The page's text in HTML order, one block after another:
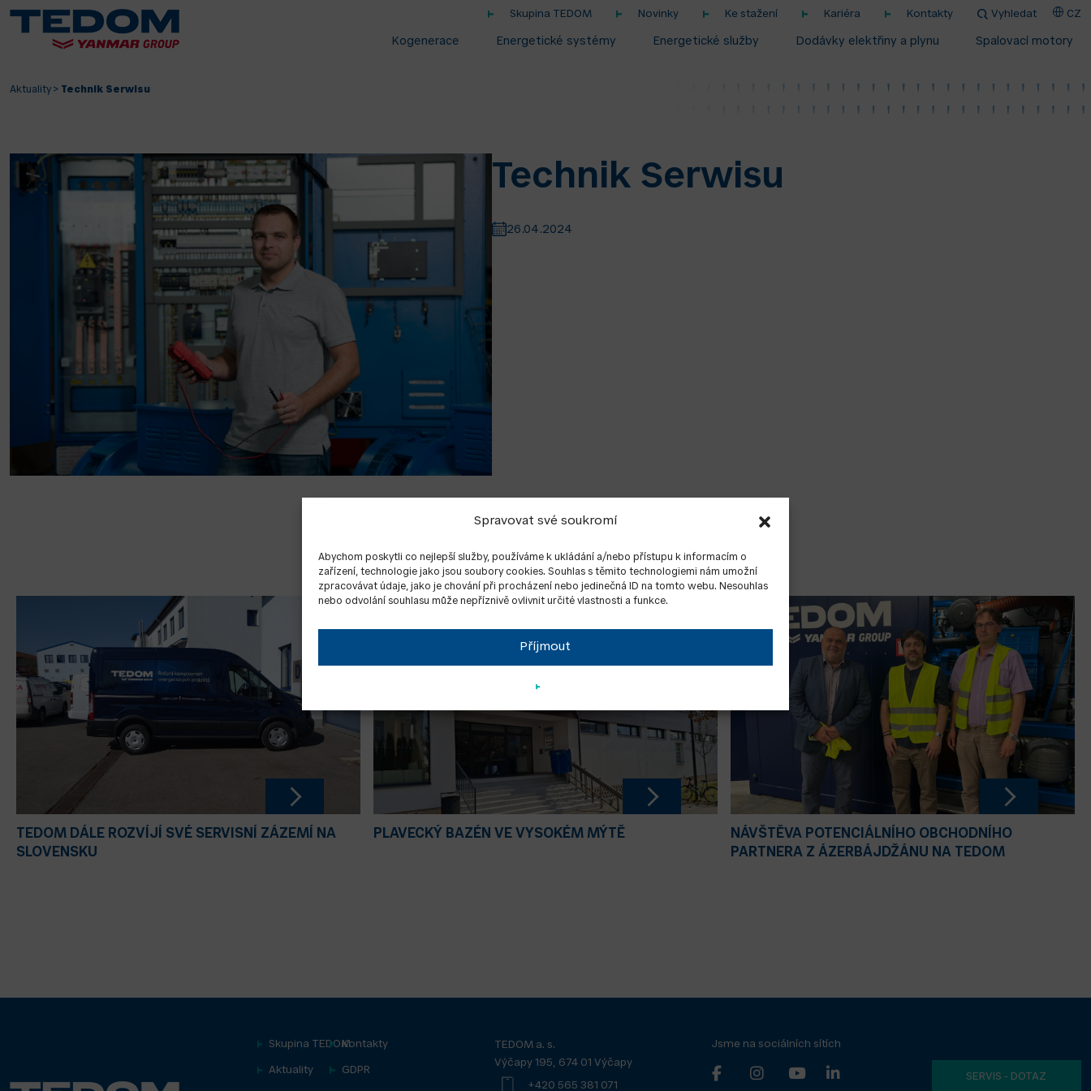
Spravovat své soukromí
Abychom poskytli co nejlepší služby, používáme k ukládání a/nebo přístupu k informacím o
zařízení, technologie jako jsou soubory cookies. Souhlas s těmito technologiemi nám umožní
zpracovávat údaje, jako je chování při procházení nebo jedinečná ID na tomto webu. Nesouhlas
nebo odvolání souhlasu může nepříznivě ovlivnit určité vlastnosti a funkce.
Příjmout
Skupina TEDOM Novinky Ke stažení Kariéra Kontakty Vyhledat CZ
Kogenerace Energetické systémy Energetické služby Dodávky elektřiny a plynu Spalovací motory
Aktuality > Technik Serwisu
Technik Serwisu
26.04.2024
Související články
TEDOM DÁLE ROZVÍJÍ SVÉ SERVISNÍ ZÁZEMÍ NA
SLOVENSKU
PLAVECKÝ BAZÉN VE VYSOKÉM MÝTĚ
NÁVŠTĚVA POTENCIÁLNÍHO OBCHODNÍHO
PARTNERA Z ÁZERBÁJDŽÁNU NA TEDOM
Skupina TEDOMKontakty
Aktuality GDPR
TEDOM a. s.
Výčapy 195, 674 01 Výčapy
+420 565 381 071
Jsme na sociálních sítích
SERVIS - DOTAZ